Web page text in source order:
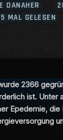
DANAHER
MAL GELESEN
2366
ist. Unter
Epedemie,